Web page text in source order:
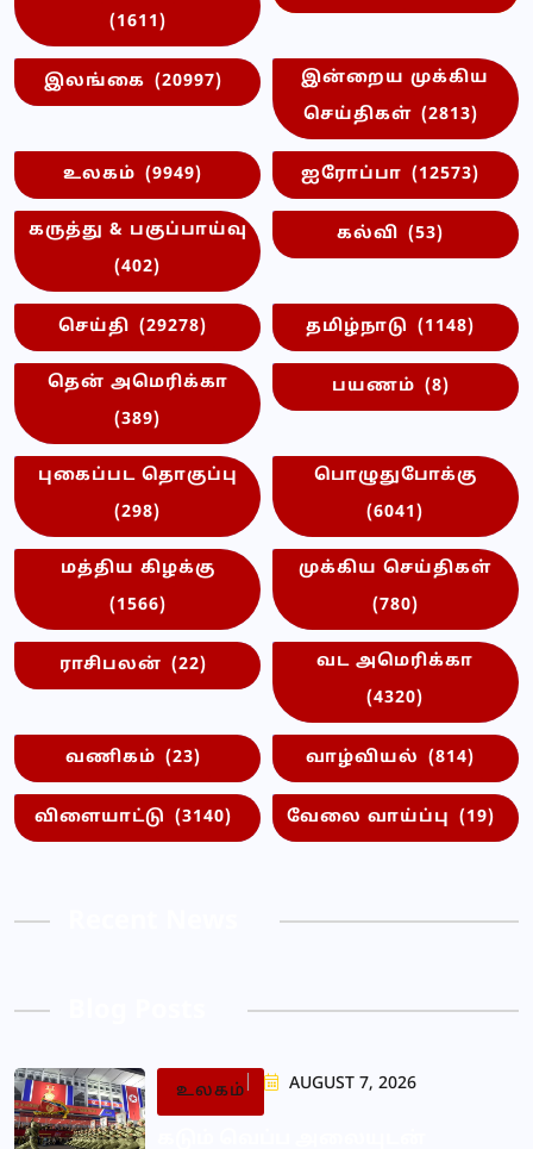
(1611)
இலங்கை (20997)
இன்றைய முக்கிய
செய்திகள் (2813)
உலகம் (9949) ஐரோப்பா (12573)
கருத்து & பகுப்பாய்வு
(402)
கல்வி (53)
செய்தி (29278) தமிழ்நாடு (1148)
தென் அமெரிக்கா
(389)
பயணம் (8)
புகைப்பட தொகுப்பு
(298)
பொழுதுபோக்கு
(6041)
மத்திய கிழக்கு
(1566)
முக்கிய செய்திகள்
(780)
ராசிபலன் (22)
வட அமெரிக்கா
(4320)
வணிகம் (23) வாழ்வியல் (814)
விளையாட்டு (3140) வேலை வாய்ப்பு (19)
உலகம் AUGUST 7, 2026